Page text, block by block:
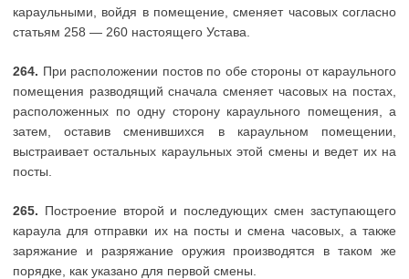
караульными, войдя в помещение, сменяет часовых согласно
статьям 258 — 260 настоящего Устава.
264. При расположении постов по обе стороны от караульного
помещения разводящий сначала сменяет часовых на постах,
расположенных по одну сторону караульного помещения, а
затем, оставив сменившихся в караульном помещении,
выстраивает остальных караульных этой смены и ведет их на
посты.
265. Построение второй и последующих смен заступающего
караула для отправки их на посты и смена часовых, а также
заряжание и разряжание оружия производятся в таком же
порядке, как указано для первой смены.